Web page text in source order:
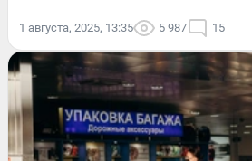
1 августа, 2025, 13:35 5 987 15